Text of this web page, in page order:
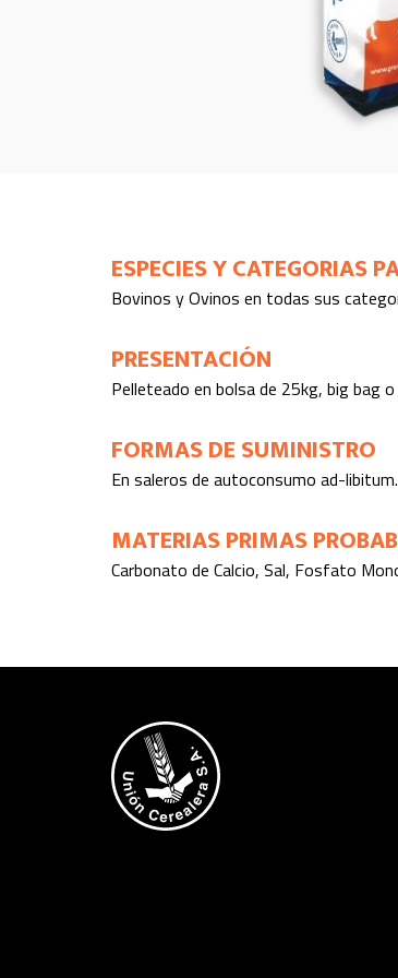
ESPECIES Y CATEGORIAS
Bovinos y Ovinos en todas sus
PRESENTACIÓN
Pelleteado en bolsa de 25kg, big bag o
FORMAS DE SUMINISTRO
En saleros de autoconsumo ad-libitum.
MATERIAS PRIMAS
Carbonato de Calcio, Sal, Fosfato